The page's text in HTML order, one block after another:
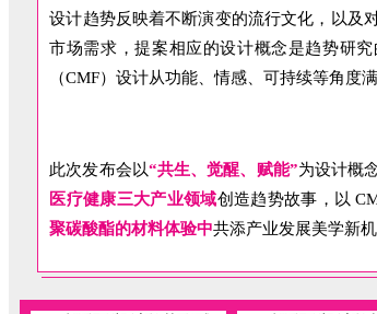
设计趋势反映着不断演变的流行文化，以及
市场需求，提案相应的设计概念是趋势研
（CMF）设计从功能、情感、可持续等角度
此次发布会以“共生、觉醒、赋能”为设计概
医疗健康三大产业领域创造趋势故事，以
聚碳酸酯的材料体验中共添产业发展美学新机